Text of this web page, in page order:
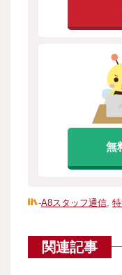
無
-A8スタッフ通信
関連記事